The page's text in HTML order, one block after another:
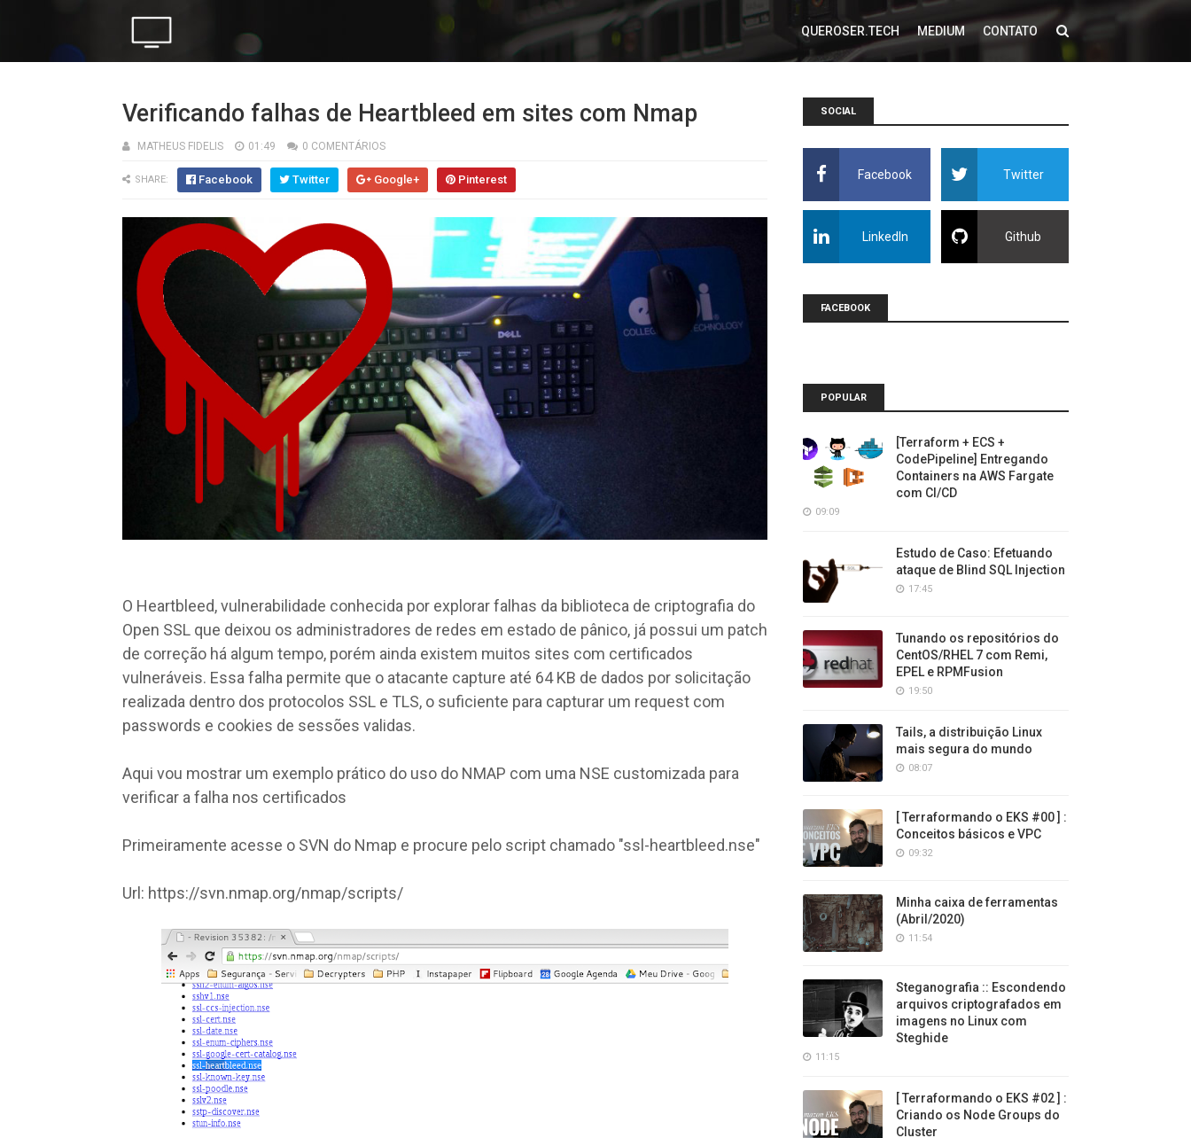
QUEROSER.TECH MEDIUM CONTATO
Verificando falhas de Heartbleed em sites com Nmap
MATHEUS FIDELIS 01:49 0 COMENTÁRIOS
SHARE: Facebook Twitter Google+ Pinterest
O Heartbleed, vulnerabilidade conhecida por explorar falhas da biblioteca de criptografia do
Open SSL que deixou os administradores de redes em estado de pânico, já possui um patch
de correção há algum tempo, porém ainda existem muitos sites com certificados
vulneráveis. Essa falha permite que o atacante capture até 64 KB de dados por solicitação
realizada dentro dos protocolos SSL e TLS, o suficiente para capturar um request com
passwords e cookies de sessões validas.
Aqui vou mostrar um exemplo prático do uso do NMAP com uma NSE customizada para
verificar a falha nos certificados
Primeiramente acesse o SVN do Nmap e procure pelo script chamado "ssl-heartbleed.nse"
Url: https://svn.nmap.org/nmap/scripts/
SOCIAL
Facebook Twitter
LinkedIn Github
FACEBOOK
POPULAR
[Terraform + ECS +
CodePipeline] Entregando
Containers na AWS Fargate
com CI/CD
09:09
Estudo de Caso: Efetuando
ataque de Blind SQL Injection
17:45
Tunando os repositórios do
CentOS/RHEL 7 com Remi,
EPEL e RPMFusion
19:50
Tails, a distribuição Linux
mais segura do mundo
08:07
[ Terraformando o EKS #00 ] :
Conceitos básicos e VPC
09:32
Minha caixa de ferramentas
(Abril/2020)
11:54
Steganografia :: Escondendo
arquivos criptografados em
imagens no Linux com
Steghide
11:15
[ Terraformando o EKS #02 ] :
Criando os Node Groups do
Cluster